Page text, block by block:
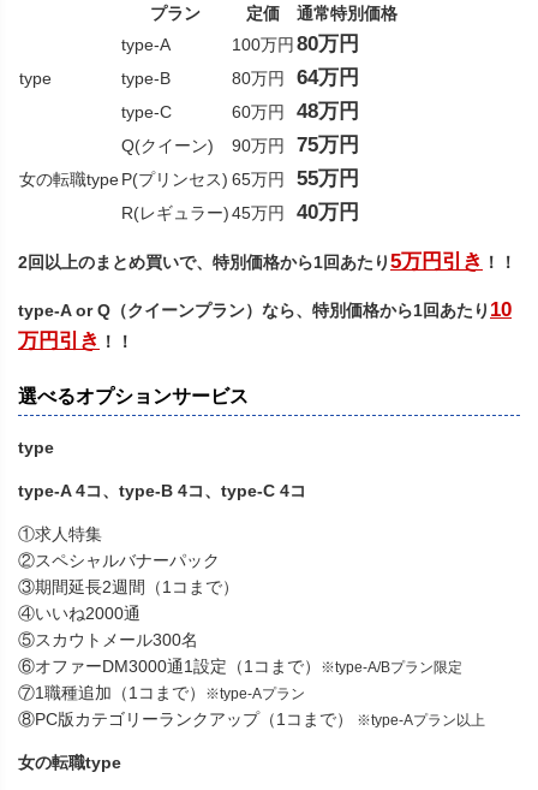
プラン 定価 通常特別価格
type
type-A 100万円 80万円
type-B 80万円 64万円
type-C 60万円 48万円
女の転職type
Q(クイーン) 90万円 75万円
P(プリンセス) 65万円 55万円
R(レギュラー)45万円 40万円
2回以上のまとめ買いで、特別価格から1回あたり5万円引き ！！
type-A or Q（クイーンプラン）なら、特別価格から1回あたり 10
万円引き ！！
選べるオプションサービス
type
type-A 4コ、type-B 4コ、type-C 4コ
①求人特集
②スペシャルバナーパック
③期間延長2週間（1コまで）
④いいね2000通
⑤スカウトメール300名
⑥オファーDM3000通1設定（1コまで）
※type-A/Bプラン限定
⑦1職種追加（1コまで） ※type-Aプラン
⑧PC版カテゴリーランクアップ（1コまで） ※type-Aプラン以上
女の転職type